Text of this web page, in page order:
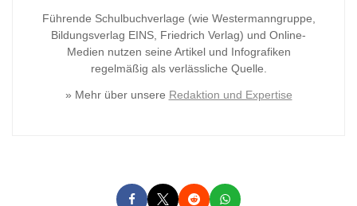
Führende Schulbuchverlage (wie Westermanngruppe,
Bildungsverlag EINS, Friedrich Verlag) und Online-
Medien nutzen seine Artikel und Infografiken
regelmäßig als verlässliche Quelle.
» Mehr über unsere Redaktion und Expertise